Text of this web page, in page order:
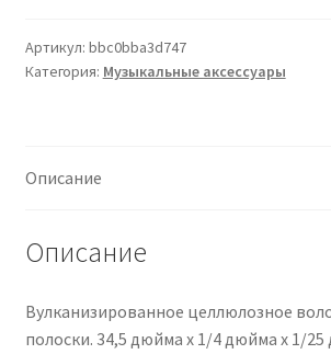
Purfling
Артикул: bbc0bba3d747
Категория: Музыкальные аксессуары
Описание
Описание
Вулканизированное целлюлозное
полоски. 34,5 дюйма x 1/4 дюйма x 1/